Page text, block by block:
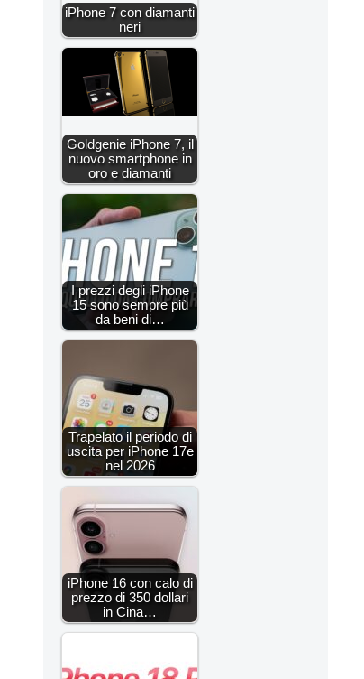
iPhone 7 con diamanti
neri
Goldgenie iPhone 7, il
nuovo smartphone in
oro e diamanti
I prezzi degli iPhone
15 sono sempre più
da beni di…
Trapelato il periodo di
uscita per iPhone 17e
nel 2026
iPhone 16 con calo di
prezzo di 350 dollari
in Cina…